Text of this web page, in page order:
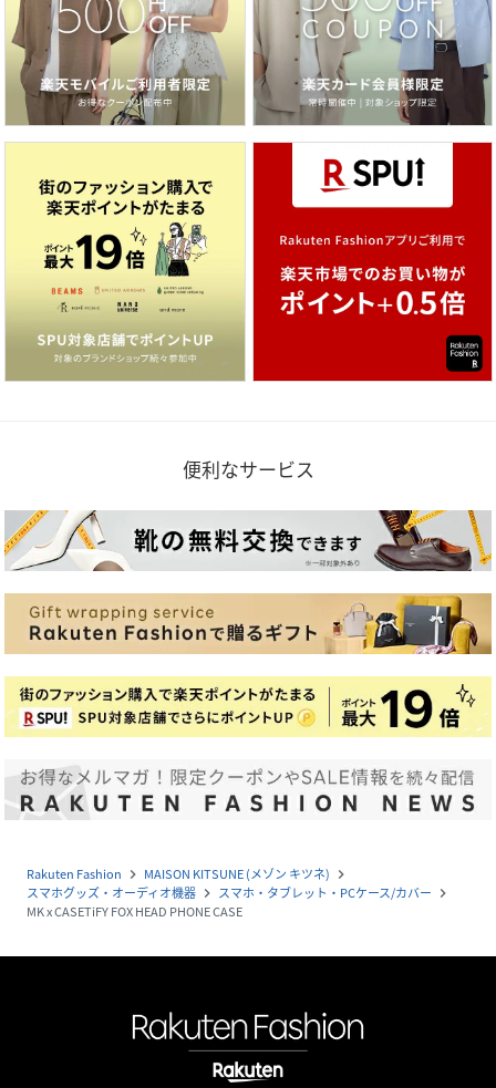
便利なサービス
Rakuten Fashion navigate_next MAISON KITSUNE (メゾン キツネ) navigate_next
スマホグッズ・オーディオ機器 navigate_next スマホ・タブレット・PCケース/カバー navigate_next
MK x CASETiFY FOX HEAD PHONE CASE